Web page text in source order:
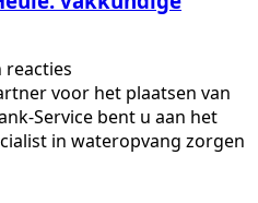
reacties
voor het plaatsen van
Service bent u aan het
in wateropvang zorgen